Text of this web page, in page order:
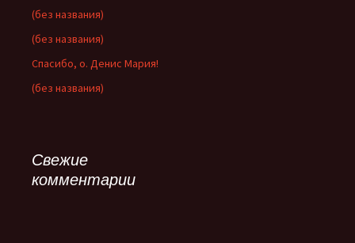
(без названия)
(без названия)
Спасибо, о. Денис Мария!
(без названия)
Свежие
комментарии